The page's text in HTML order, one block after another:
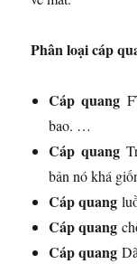
Phân loại cáp
Cáp quang
bao. …
Cáp quang
bản nó khá
Cáp quang
Cáp quang
Cáp quang